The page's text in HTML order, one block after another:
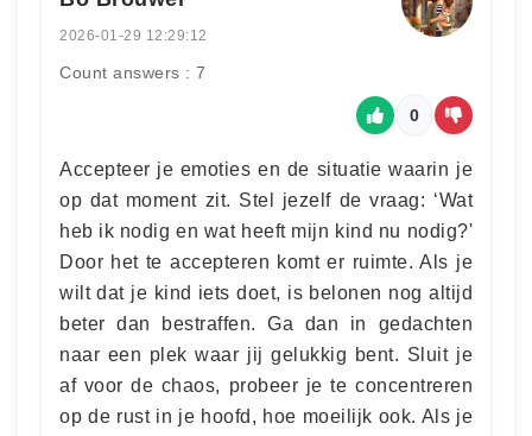
2026-01-29 12:29:12
Count answers : 7
0
Accepteer je emoties en de situatie waarin je
op dat moment zit. Stel jezelf de vraag: ‘Wat
heb ik nodig en wat heeft mijn kind nu nodig?'
Door het te accepteren komt er ruimte. Als je
wilt dat je kind iets doet, is belonen nog altijd
beter dan bestraffen. Ga dan in gedachten
naar een plek waar jij gelukkig bent. Sluit je
af voor de chaos, probeer je te concentreren
op de rust in je hoofd, hoe moeilijk ook. Als je